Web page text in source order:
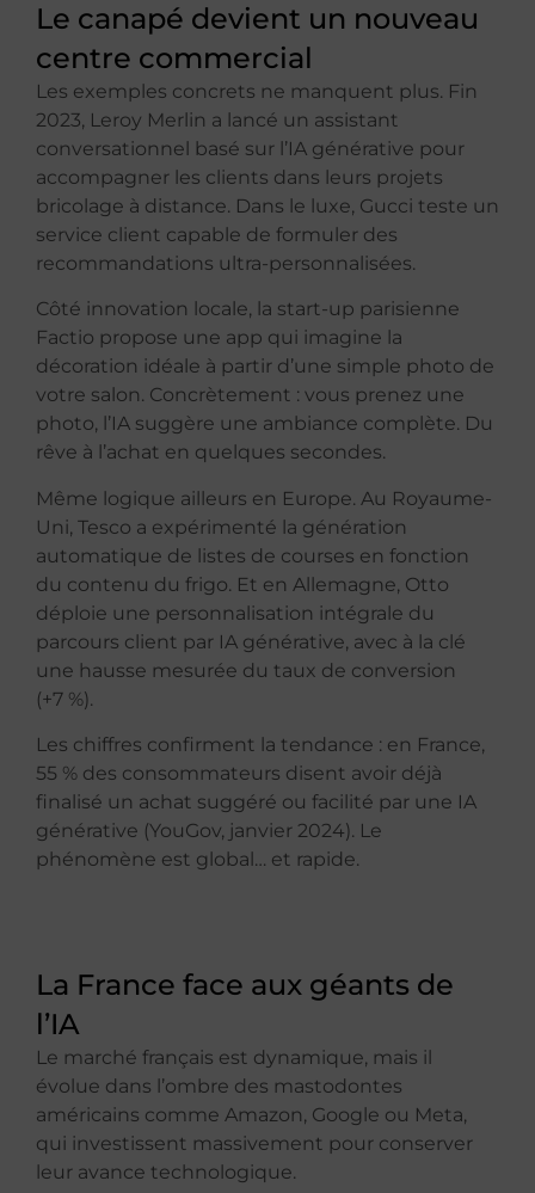
Le canapé devient un nouveau
centre commercial
Les exemples concrets ne manquent plus. Fin
2023, Leroy Merlin a lancé un assistant
conversationnel basé sur l’IA générative pour
accompagner les clients dans leurs projets
bricolage à distance. Dans le luxe, Gucci teste un
service client capable de formuler des
recommandations ultra-personnalisées.
Côté innovation locale, la start-up parisienne
Factio propose une app qui imagine la
décoration idéale à partir d’une simple photo de
votre salon. Concrètement : vous prenez une
photo, l’IA suggère une ambiance complète. Du
rêve à l’achat en quelques secondes.
Même logique ailleurs en Europe. Au Royaume-
Uni, Tesco a expérimenté la génération
automatique de listes de courses en fonction
du contenu du frigo. Et en Allemagne, Otto
déploie une personnalisation intégrale du
parcours client par IA générative, avec à la clé
une hausse mesurée du taux de conversion
(+7 %).
Les chiffres confirment la tendance : en France,
55 % des consommateurs disent avoir déjà
finalisé un achat suggéré ou facilité par une IA
générative (YouGov, janvier 2024). Le
phénomène est global… et rapide.
La France face aux géants de
l’IA
Le marché français est dynamique, mais il
évolue dans l’ombre des mastodontes
américains comme Amazon, Google ou Meta,
qui investissent massivement pour conserver
leur avance technologique.